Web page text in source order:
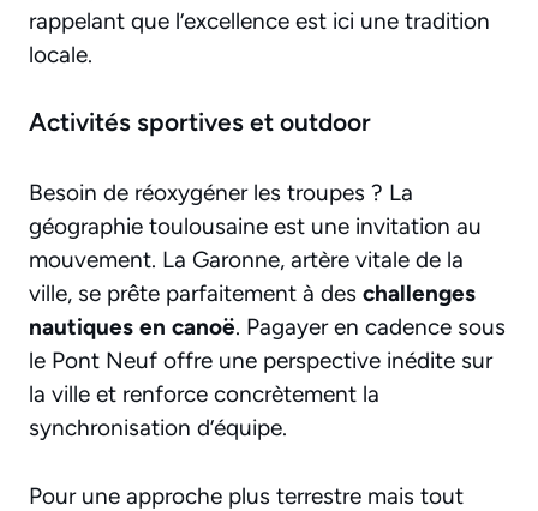
rappelant que l’excellence est ici une tradition
locale.
Activités sportives et outdoor
Besoin de réoxygéner les troupes ? La
géographie toulousaine est une invitation au
mouvement. La Garonne, artère vitale de la
ville, se prête parfaitement à des challenges
nautiques en canoë. Pagayer en cadence sous
le Pont Neuf offre une perspective inédite sur
la ville et renforce concrètement la
synchronisation d’équipe.
Pour une approche plus terrestre mais tout